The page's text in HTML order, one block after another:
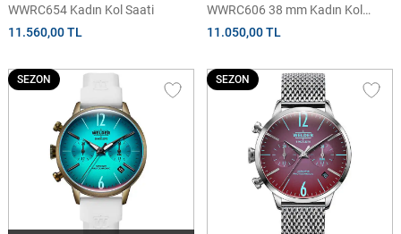
WWRC654 Kadın Kol Saati
11.560,00 TL
WWRC606 38 mm Kadın Kol
Saati
11.050,00 TL
SEZON SEZON